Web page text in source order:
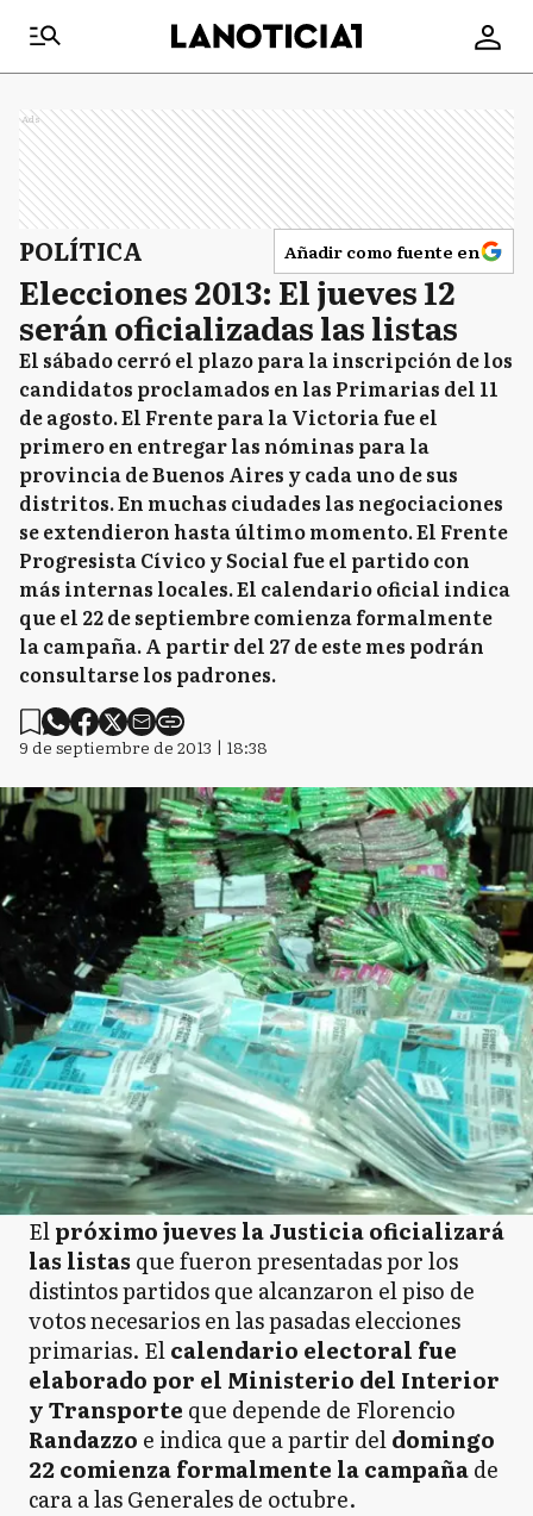
Ads
POLÍTICA Añadir como fuente en
Elecciones 2013: El jueves 12
serán oficializadas las listas
El sábado cerró el plazo para la inscripción de los
candidatos proclamados en las Primarias del 11
de agosto. El Frente para la Victoria fue el
primero en entregar las nóminas para la
provincia de Buenos Aires y cada uno de sus
distritos. En muchas ciudades las negociaciones
se extendieron hasta último momento. El Frente
Progresista Cívico y Social fue el partido con
más internas locales. El calendario oficial indica
que el 22 de septiembre comienza formalmente
la campaña. A partir del 27 de este mes podrán
consultarse los padrones.
9 de septiembre de 2013 | 18:38
Elpróximo jueves la Justicia oficializará
las listas que fueron presentadas por los
distintos partidos que alcanzaron el piso de
votos necesarios en las pasadas elecciones
primarias. Elcalendario electoral fue
elaborado por el Ministerio del Interior
y Transporte que depende de Florencio
Randazzo e indica que a partir deldomingo
22 comienza formalmente la campañade
cara a las Generales de octubre.